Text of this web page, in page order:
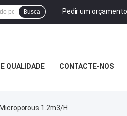
Pedir um orçamento
Busca
QUALIDADE CONTACTE-NOS
1.2m3/H